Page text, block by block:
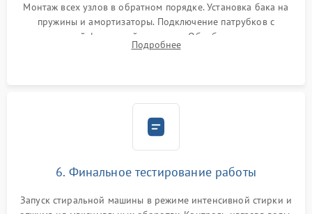
Монтаж всех узлов в обратном порядке. Установка бака на
пружины и амортизаторы. Подключение патрубков с
надежной фиксацией хомутами. Обработка стыков
герметиком для предотвращения возможных протечек воды.
Подробнее
6. Финальное тестирование работы
Запуск стиральной машины в режиме интенсивной стирки и